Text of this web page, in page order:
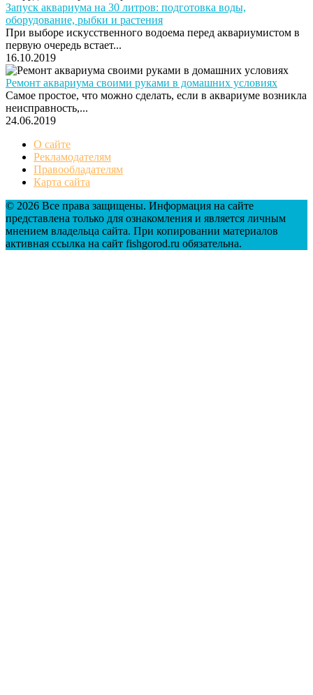
Запуск аквариума на 30 литров: подготовка воды,
оборудование, рыбки и растения
При выборе искусственного водоема перед аквариумистом в
первую очередь встает...
16.10.2019
Ремонт аквариума своими руками в домашних условиях
Самое простое, что можно сделать, если в аквариуме возникла
неисправность,...
24.06.2019
О сайте
Рекламодателям
Правообладателям
Карта сайта
© 2026 Все права защищены. Информация на сайте
представлена только для ознакомления и является личным
мнением владельца сайта. При копировании материалов
активная ссылка на сайт fishgorod.ru обязательна.